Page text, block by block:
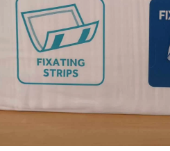
Resguardo de Incontinência